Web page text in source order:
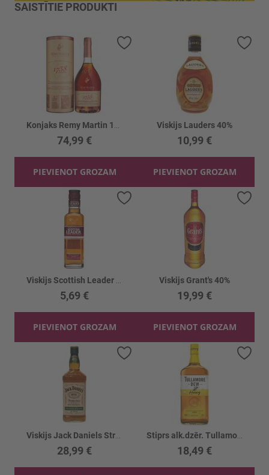
SAISTĪTIE PRODUKTI
74,99 €
PIEVIENOT GROZAM
Pievienot vēlmju sarakstam
Viskijs Lauders 40%
10,99 €
PIEVIENOT GROZAM
5,69 €
PIEVIENOT GROZAM
Pievienot vēlmju sarakstam
Viskijs Grant's 40%
19,99 €
PIEVIENOT GROZAM
28,99 €
Pievienot vēlmju sarakstam
18,49 €